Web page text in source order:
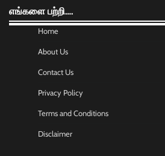
எங்களை பற்றி….
Home
About Us
Contact Us
Privacy Policy
Terms and Conditions
Disclaimer